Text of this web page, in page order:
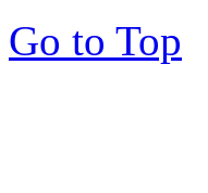
Go to Top